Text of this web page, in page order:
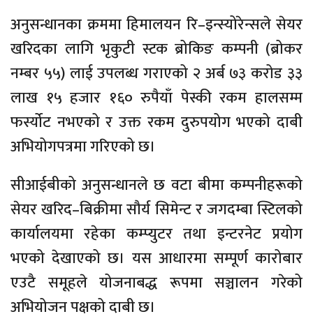
अनुसन्धानका क्रममा हिमालयन रि–इन्स्योरेन्सले सेयर
खरिदका लागि भृकुटी स्टक ब्रोकिङ कम्पनी (ब्रोकर
नम्बर ५५) लाई उपलब्ध गराएको २ अर्ब ७३ करोड ३३
लाख १५ हजार १६० रुपैयाँ पेस्की रकम हालसम्म
फर्स्योट नभएको र उक्त रकम दुरुपयोग भएको दाबी
अभियोगपत्रमा गरिएको छ।
सीआईबीको अनुसन्धानले छ वटा बीमा कम्पनीहरूको
सेयर खरिद–बिक्रीमा सौर्य सिमेन्ट र जगदम्बा स्टिलको
कार्यालयमा रहेका कम्प्युटर तथा इन्टरनेट प्रयोग
भएको देखाएको छ। यस आधारमा सम्पूर्ण कारोबार
एउटै समूहले योजनाबद्ध रूपमा सञ्चालन गरेको
अभियोजन पक्षको दाबी छ।